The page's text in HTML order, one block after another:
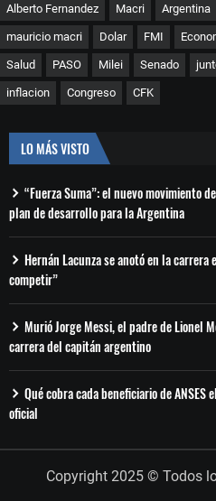
Alberto Fernandez Macri Argentina
mauricio macri Dolar FMI
Salud PASO Milei Senado
inflacion Congreso CFK
LO MÁS VISTO
“Fuerza Suma”: el nuevo movimiento
plan de desarrollo para la Argentina
Hernán Lacunza se anotó en la
competir”
Murió Jorge Messi, el padre de Lionel
carrera del capitán argentino
Qué cobra cada beneficiario de
oficial
Copyright 2025 © Todos